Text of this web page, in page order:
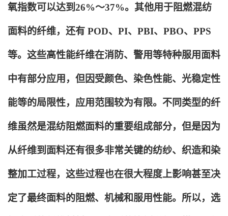
氧指数可以达到26%～37%。其他用于阻燃混纺
面料的纤维，还有 POD、PI、PBI、PBO、PPS
等。这些高性能纤维在消防、警用等特种服用面料
中有部分应用，但因受颜色、染色性能、光稳定性
能等的局限性，应用范围较为有限。不同类型的纤
维虽然是混纺阻燃面料的重要组成部分，但是因为
从纤维到面料还有很多非常关键的纺纱、织造和染
整加工过程，这些过程也在很大程度上影响甚至决
定了最终面料的阻燃、机械和服用性能。所以，选